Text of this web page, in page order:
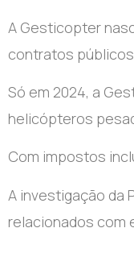
A Gesticopter
contratos
Só em 2024, a
helicópteros
Com impostos
A investigação da
relacionados